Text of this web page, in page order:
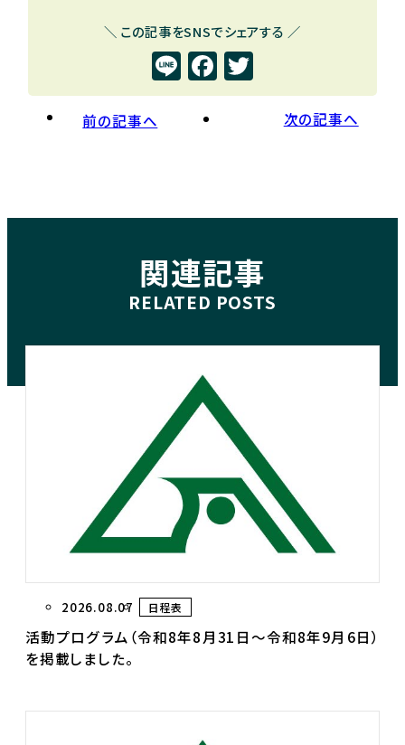
b
o
k
e
＼ この記事をSNSでシェアする ／
LineFacebook
Twitter
前の記事へ 次の記事へ
関連記事
2026.08.07 日程表
活動プログラム（令和8年8月31日～令和8年9月6日）
を掲載しました。